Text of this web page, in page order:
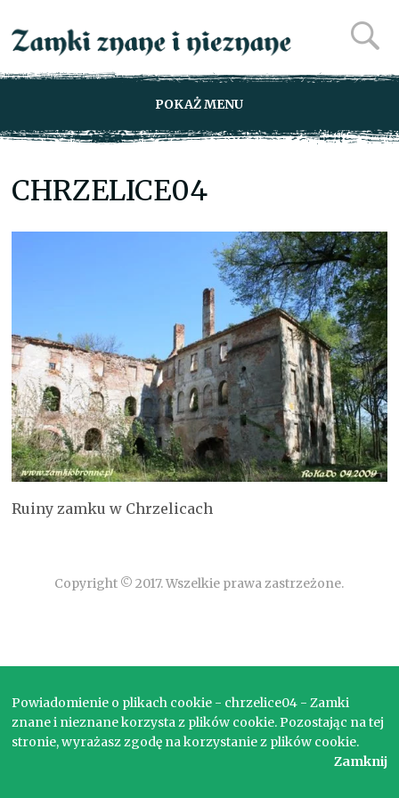
POKAŻ MENU
CHRZELICE04
Ruiny zamku w Chrzelicach
Copyright © 2017. Wszelkie prawa zastrzeżone.
Powiadomienie o plikach cookie - chrzelice04 - Zamki
znane i nieznane korzysta z plików cookie. Pozostając na tej
stronie, wyrażasz zgodę na korzystanie z plików cookie.
Zamknij